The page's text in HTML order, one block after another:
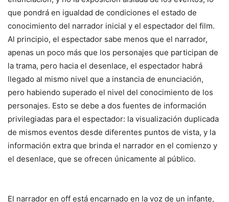
que pondrá en igualdad de condiciones el estado de
conocimiento del narrador inicial y el espectador del film.
Al principio, el espectador sabe menos que el narrador,
apenas un poco más que los personajes que participan de
la trama, pero hacia el desenlace, el espectador habrá
llegado al mismo nivel que a instancia de enunciación,
pero habiendo superado el nivel del conocimiento de los
personajes. Esto se debe a dos fuentes de información
privilegiadas para el espectador: la visualización duplicada
de mismos eventos desde diferentes puntos de vista, y la
información extra que brinda el narrador en el comienzo y
el desenlace, que se ofrecen únicamente al público.
El narrador en off está encarnado en la voz de un infante,